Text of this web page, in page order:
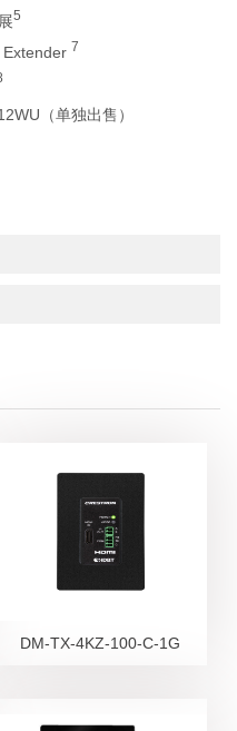
5
7
（单独出售）
DM-TX-4KZ-100-C-1G